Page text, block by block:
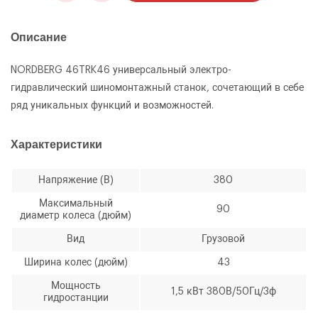
Описание
NORDBERG 46TRK46 универсальный электро-
гидравлический шиномонтажный станок, сочетающий в себе
ряд уникальных функций и возможностей.
Характеристики
Напряжение (В) 380
Максимальный
диаметр колеса (дюйм)
90
Вид Грузовой
Ширина колес (дюйм) 43
Мощность
гидростанции
1,5 кВт 380В/50Гц/3ф
ОФОРМИТЬ ЗАКАЗ
46TRK46 (47TRK) 380В
ЗАКАЗАТЬ ЗВОНОК